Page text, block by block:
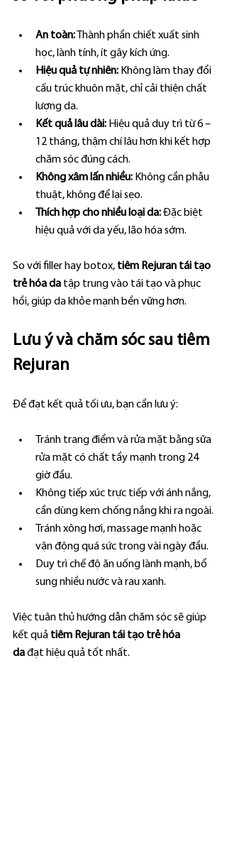
An toàn: Thành phần chiết xuất sinh
học, lành tính, ít gây kích ứng.
Hiệu quả tự nhiên: Không làm thay đổi
cấu trúc khuôn mặt, chỉ cải thiện chất
lượng da.
Kết quả lâu dài: Hiệu quả duy trì từ 6 –
12 tháng, thậm chí lâu hơn khi kết hợp
chăm sóc đúng cách.
Không xâm lấn nhiều: Không cần phẫu
thuật, không để lại sẹo.
Thích hợp cho nhiều loại da: Đặc biệt
hiệu quả với da yếu, lão hóa sớm.
So với filler hay botox, tiêm Rejuran tái tạo
trẻ hóa da tập trung vào tái tạo và phục
hồi, giúp da khỏe mạnh bền vững hơn.
Lưu ý và chăm sóc sau tiêm
Rejuran
Để đạt kết quả tối ưu, bạn cần lưu ý:
Tránh trang điểm và rửa mặt bằng sữa
rửa mặt có chất tẩy mạnh trong 24
giờ đầu.
Không tiếp xúc trực tiếp với ánh nắng,
cần dùng kem chống nắng khi ra ngoài.
Tránh xông hơi, massage mạnh hoặc
vận động quá sức trong vài ngày đầu.
Duy trì chế độ ăn uống lành mạnh, bổ
sung nhiều nước và rau xanh.
Việc tuân thủ hướng dẫn chăm sóc sẽ giúp
kết quả tiêm Rejuran tái tạo trẻ hóa
da đạt hiệu quả tốt nhất.